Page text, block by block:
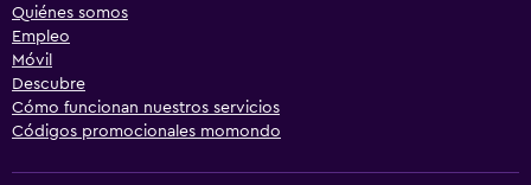
Quiénes somos
Empleo
Móvil
Descubre
Cómo funcionan nuestros servicios
Códigos promocionales momondo